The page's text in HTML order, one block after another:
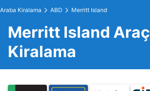
Araba Kiralama ABD Merritt Island
Merritt Island Araç
Kiralama